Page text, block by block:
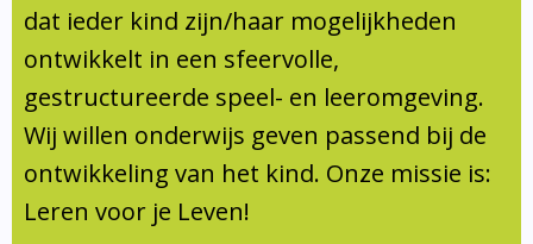
Schoolvakanties
Ouderraad
Medezeggenschapsraad
Documentatie
Formulieren
Samenwerkingen
dat ieder kind zijn/haar mogelijkheden
ontwikkelt in een sfeervolle,
gestructureerde speel- en leeromgeving.
Wij willen onderwijs geven passend bij de
ontwikkeling van het kind. Onze missie is:
Leren voor je Leven!